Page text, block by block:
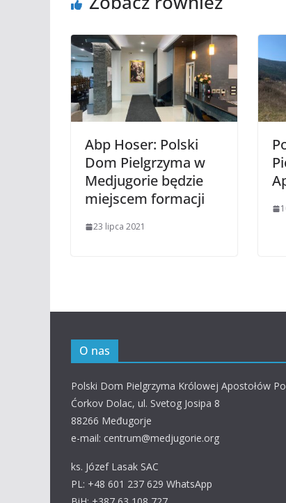
Abp Hoser: Polski
Dom Pielgrzyma w
Medjugorie będzie
miejscem formacji
23 lipca 2021
O nas
Polski Dom Pielgrzyma Królowej Apostołów
Ćorkov Dolac, ul. Svetog Josipa 8
88266 Međugorje
e-mail: centrum@medjugorie.org
ks. Józef Lasak SAC
PL: +48 601 237 629 WhatsApp